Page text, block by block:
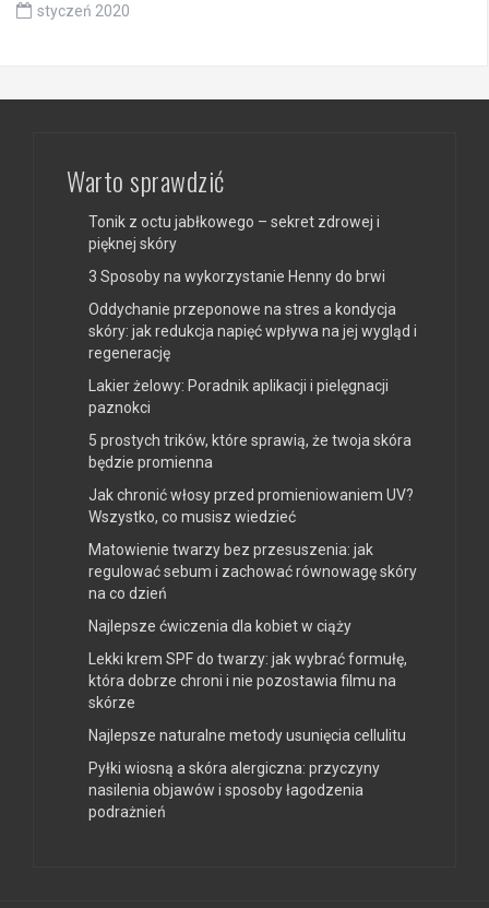
styczeń 2020
Warto sprawdzić
Tonik z octu jabłkowego – sekret zdrowej i
pięknej skóry
3 Sposoby na wykorzystanie Henny do brwi
Oddychanie przeponowe na stres a kondycja
skóry: jak redukcja napięć wpływa na jej wygląd i
regenerację
Lakier żelowy: Poradnik aplikacji i pielęgnacji
paznokci
5 prostych trików, które sprawią, że twoja skóra
będzie promienna
Jak chronić włosy przed promieniowaniem UV?
Wszystko, co musisz wiedzieć
Matowienie twarzy bez przesuszenia: jak
regulować sebum i zachować równowagę skóry
na co dzień
Najlepsze ćwiczenia dla kobiet w ciąży
Lekki krem SPF do twarzy: jak wybrać formułę,
która dobrze chroni i nie pozostawia filmu na
skórze
Najlepsze naturalne metody usunięcia cellulitu
Pyłki wiosną a skóra alergiczna: przyczyny
nasilenia objawów i sposoby łagodzenia
podrażnień